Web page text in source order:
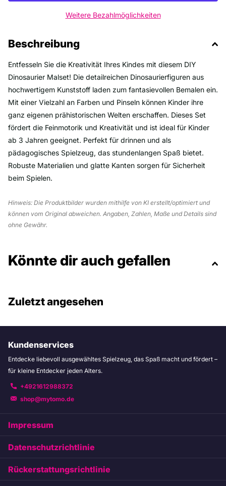
Weitere Bezahlmöglichkeiten
Beschreibung
Entfesseln Sie die Kreativität Ihres Kindes mit diesem DIY
Dinosaurier Malset! Die detailreichen Dinosaurierfiguren aus
hochwertigem Kunststoff laden zum fantasievollen Bemalen ein.
Mit einer Vielzahl an Farben und Pinseln können Kinder ihre
ganz eigenen prähistorischen Welten erschaffen. Dieses Set
fördert die Feinmotorik und Kreativität und ist ideal für Kinder
ab 3 Jahren geeignet. Perfekt für drinnen und als
pädagogisches Spielzeug, das stundenlangen Spaß bietet.
Robuste Materialien und glatte Kanten sorgen für Sicherheit
beim Spielen.
Hinweis: Die Produktbilder wurden mithilfe von KI erstellt/optimiert und
können vom Original abweichen. Angaben, Zahlen, Maße und Details sind
ohne Gewähr.
Könnte dir auch gefallen
Zuletzt angesehen
Kundenservices
Entdecke liebevoll ausgewähltes Spielzeug, das Spaß macht und fördert –
für kleine Entdecker jeden Alters.
+4921612988372
shop@mytomo.de
Impressum
Datenschutzrichtlinie
Rückerstattungsrichtlinie